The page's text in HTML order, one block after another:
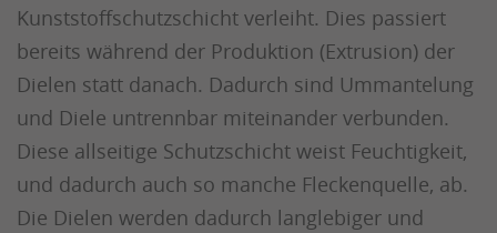
Kunststoffschutzschicht verleiht. Dies passiert
bereits während der Produktion (Extrusion) der
Dielen statt danach. Dadurch sind Ummantelung
und Diele untrennbar miteinander verbunden.
Diese allseitige Schutzschicht weist Feuchtigkeit,
und dadurch auch so manche Fleckenquelle, ab.
Die Dielen werden dadurch langlebiger und